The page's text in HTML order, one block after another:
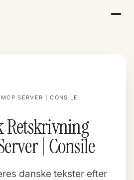
SERVER | CONSILE
Retskrivning
| Consile
danske tekster efter